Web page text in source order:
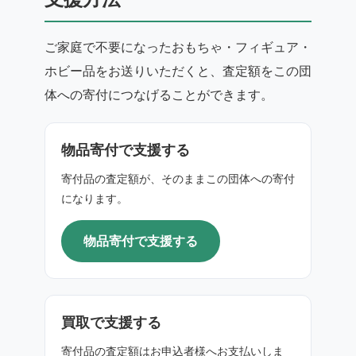
ご家庭で不要になったおもちゃ・フィギュア・
ホビー品をお送りいただくと、査定額をこの団
体への寄付につなげることができます。
物品寄付で支援する
寄付品の査定額が、そのままこの団体への寄付
になります。
物品寄付で支援する
買取で支援する
寄付品の査定額はお申込者様へお支払いしま